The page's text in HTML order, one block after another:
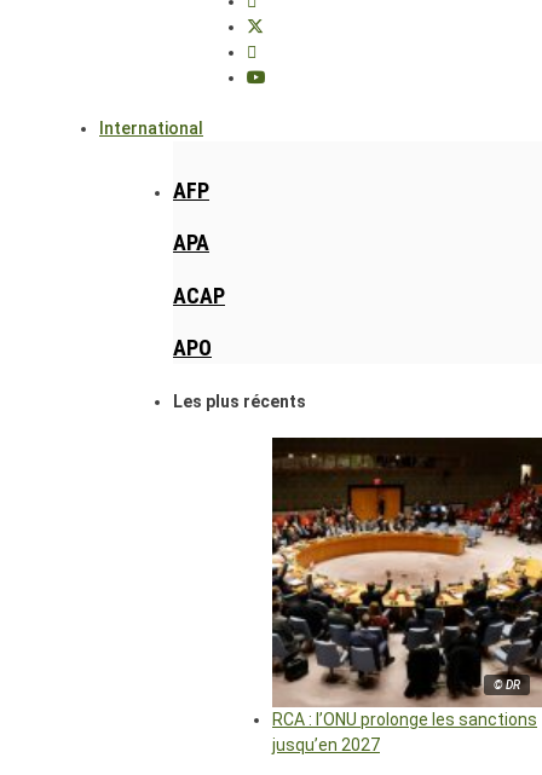
International
AFP
APA
ACAP
APO
Les plus récents
© DR
RCA : l’ONU prolonge les sanctions
jusqu’en 2027